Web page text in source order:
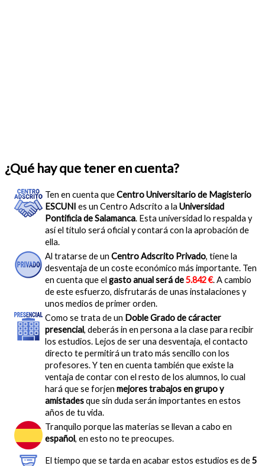
¿Qué hay que tener en cuenta?
Ten en cuenta queCentro Universitario de Magisterio
ESCUNI es un Centro Adscrito a la Universidad
Pontificia de Salamanca. Esta universidad lo respalda y
así el título será oficial y contará con la aprobación de
ella.
Al tratarse de un Centro Adscrito Privado, tiene la
desventaja de un coste económico más importante. Ten
en cuenta que el gasto anual será de5.842 €. A cambio
de este esfuerzo, disfrutarás de unas instalaciones y
unos medios de primer orden.
Como se trata de un Doble Grado de cáracter
presencial, deberás in en persona a la clase para recibir
los estudios. Lejos de ser una desventaja, el contacto
directo te permitirá un trato más sencillo con los
profesores. Y ten en cuenta también que existe la
ventaja de contar con el resto de los alumnos, lo cual
hará que se forjen mejores trabajos en grupo y
amistadesque sin duda serán importantes en estos
años de tu vida.
Tranquilo porque las materias se llevan a cabo en
español, en esto no te preocupes.
El tiempo que se tarda en acabar estos estudios es de5